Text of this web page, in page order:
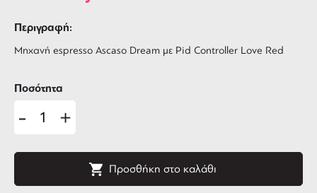
Περιγραφή:
Μηχανή espresso Ascaso Dream με Pid Controller Love Red
Ποσότητα
- +
Προσθήκη στο καλάθι